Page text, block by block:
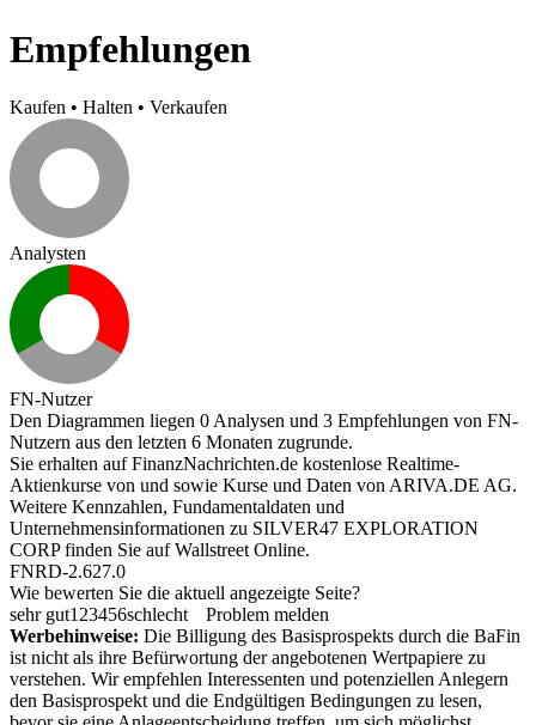
Empfehlungen
Kaufen • Halten • Verkaufen
Analysten
FN-Nutzer
Den Diagrammen liegen 0 Analysen und 3 Empfehlungen von FN-
Nutzern aus den letzten 6 Monaten zugrunde.
Sie erhalten auf FinanzNachrichten.de kostenlose Realtime-
Aktienkurse von und sowie Kurse und Daten von ARIVA.DE AG.
Weitere Kennzahlen, Fundamentaldaten und
Unternehmensinformationen zu SILVER47 EXPLORATION
CORP finden Sie aufWallstreet Online.
FNRD-2.627.0
Wie bewerten Sie die aktuell angezeigte Seite?
sehr gut1 23456schlecht
Problem melden
Werbehinweise: Die Billigung des Basisprospekts durch die BaFin
ist nicht als ihre Befürwortung der angebotenen Wertpapiere zu
verstehen. Wir empfehlen Interessenten und potenziellen Anlegern
den Basisprospekt und die Endgültigen Bedingungen zu lesen,